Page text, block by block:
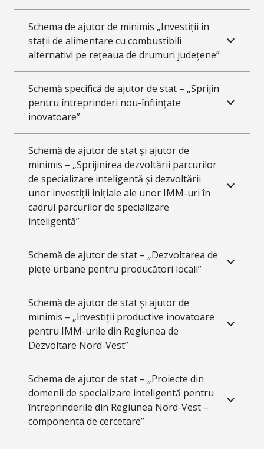
Schema de ajutor de minimis „Investiții în
stații de alimentare cu combustibili
alternativi pe rețeaua de drumuri județene”
Schemă specifică de ajutor de stat – „Sprijin
pentru întreprinderi nou-înființate
inovatoare”
Schemă de ajutor de stat și ajutor de
minimis – „Sprijinirea dezvoltării parcurilor
de specializare inteligentă și dezvoltării
unor investiții inițiale ale unor IMM-uri în
cadrul parcurilor de specializare
inteligentă”
Schemă de ajutor de stat – „Dezvoltarea de
piețe urbane pentru producători locali”
Schemă de ajutor de stat și ajutor de
minimis – „Investiții productive inovatoare
pentru IMM-urile din Regiunea de
Dezvoltare Nord-Vest”
Schema de ajutor de stat – „Proiecte din
domenii de specializare inteligentă pentru
întreprinderile din Regiunea Nord-Vest –
componenta de cercetare”